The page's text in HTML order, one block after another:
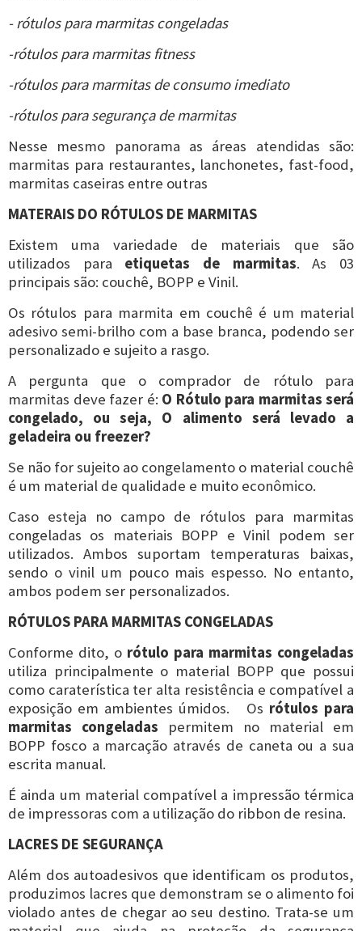
- rótulos para marmitas congeladas
-rótulos para marmitas fitness
-rótulos para marmitas de consumo imediato
-rótulos para segurança de marmitas
Nesse mesmo panorama as áreas atendidas são:
marmitas para restaurantes, lanchonetes, fast-food,
marmitas caseiras entre outras
MATERAIS DO RÓTULOS DE MARMITAS
Existem uma variedade de materiais que são
utilizados para etiquetas de marmitas. As 03
principais são: couchê, BOPP e Vinil.
Os rótulos para marmita em couchê é um material
adesivo semi-brilho com a base branca, podendo ser
personalizado e sujeito a rasgo.
A pergunta que o comprador de rótulo para
marmitas deve fazer é: O Rótulo para marmitas será
congelado, ou seja, O alimento será levado a
geladeira ou freezer?
Se não for sujeito ao congelamento o material couchê
é um material de qualidade e muito econômico.
Caso esteja no campo de rótulos para marmitas
congeladas os materiais BOPP e Vinil podem ser
utilizados. Ambos suportam temperaturas baixas,
sendo o vinil um pouco mais espesso. No entanto,
ambos podem ser personalizados.
RÓTULOS PARA MARMITAS CONGELADAS
Conforme dito, o rótulo para marmitas congeladas
utiliza principalmente o material BOPP que possui
como caraterística ter alta resistência e compatível a
exposição em ambientes úmidos. Os rótulos para
marmitas congeladas permitem no material em
BOPP fosco a marcação através de caneta ou a sua
escrita manual.
É ainda um material compatível a impressão térmica
de impressoras com a utilização do ribbon de resina.
LACRES DE SEGURANÇA
Além dos autoadesivos que identificam os produtos,
produzimos lacres que demonstram se o alimento foi
violado antes de chegar ao seu destino. Trata-se um